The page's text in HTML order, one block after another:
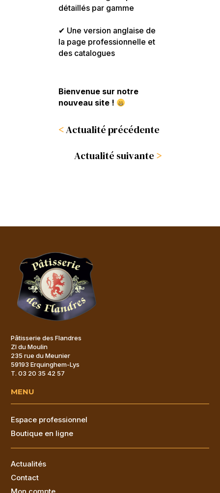
détaillés par gamme
✔ Une version anglaise de
la page professionnelle et
des catalogues
Bienvenue sur notre
nouveau site !
<Actualité précédente
Actualité suivante >
Pâtisserie des Flandres
ZI du Moulin
235 rue du Meunier
59193 Erquinghem-Lys
T. 03 20 35 42 57
MENU
Espace professionnel
Boutique en ligne
Actualités
Contact
Mon compte